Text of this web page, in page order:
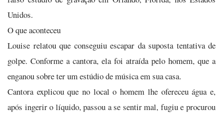
Unidos.
O que aconteceu
Louise relatou que conseguiu escapar da suposta tentativa de
golpe. Conforme a cantora, ela foi atraída pelo homem, que a
enganou sobre ter um estúdio de música em sua casa.
Cantora explicou que no local o homem lhe ofereceu água e,
após ingerir o líquido, passou a se sentir mal, fugiu e procurou